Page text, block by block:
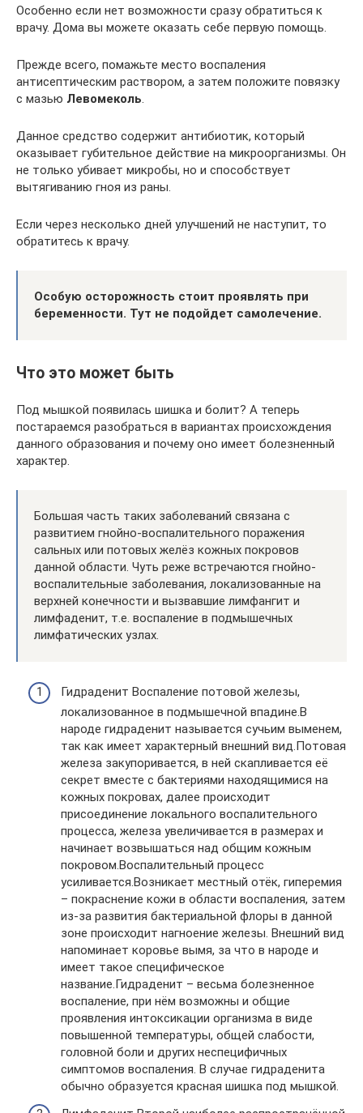
Особенно если нет возможности сразу обратиться к
врачу. Дома вы можете оказать себе первую помощь.
Прежде всего, помажьте место воспаления
антисептическим раствором, а затем положите повязку
с мазью Левомеколь.
Данное средство содержит антибиотик, который
оказывает губительное действие на микроорганизмы. Он
не только убивает микробы, но и способствует
вытягиванию гноя из раны.
Если через несколько дней улучшений не наступит, то
обратитесь к врачу.
Особую осторожность стоит проявлять при
беременности. Тут не подойдет самолечение.
Что это может быть
Под мышкой появилась шишка и болит? А теперь
постараемся разобраться в вариантах происхождения
данного образования и почему оно имеет болезненный
характер.
Большая часть таких заболеваний связана с
развитием гнойно-воспалительного поражения
сальных или потовых желёз кожных покровов
данной области. Чуть реже встречаются гнойно-
воспалительные заболевания, локализованные на
верхней конечности и вызвавшие лимфангит и
лимфаденит, т.е. воспаление в подмышечных
лимфатических узлах.
Гидраденит Воспаление потовой железы,
локализованное в подмышечной впадине.В
народе гидраденит называется сучьим выменем,
так как имеет характерный внешний вид.Потовая
железа закупоривается, в ней скапливается её
секрет вместе с бактериями находящимися на
кожных покровах, далее происходит
присоединение локального воспалительного
процесса, железа увеличивается в размерах и
начинает возвышаться над общим кожным
покровом.Воспалительный процесс
усиливается.Возникает местный отёк, гиперемия
– покраснение кожи в области воспаления, затем
из-за развития бактериальной флоры в данной
зоне происходит нагноение железы. Внешний вид
напоминает коровье вымя, за что в народе и
имеет такое специфическое
название.Гидраденит – весьма болезненное
воспаление, при нём возможны и общие
проявления интоксикации организма в виде
повышенной температуры, общей слабости,
головной боли и других неспецифичных
симптомов воспаления. В случае гидраденита
обычно образуется красная шишка под мышкой.